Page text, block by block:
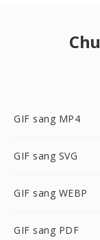
GIF sang MP4
GIF sang SVG
GIF sang WEBP
GIF sang PDF